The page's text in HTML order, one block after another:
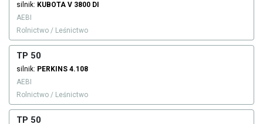
silnik: KUBOTA V 3800 DI
AEBI
Rolnictwo / Leśnictwo
TP 50
silnik: PERKINS 4.108
AEBI
Rolnictwo / Leśnictwo
TP 50